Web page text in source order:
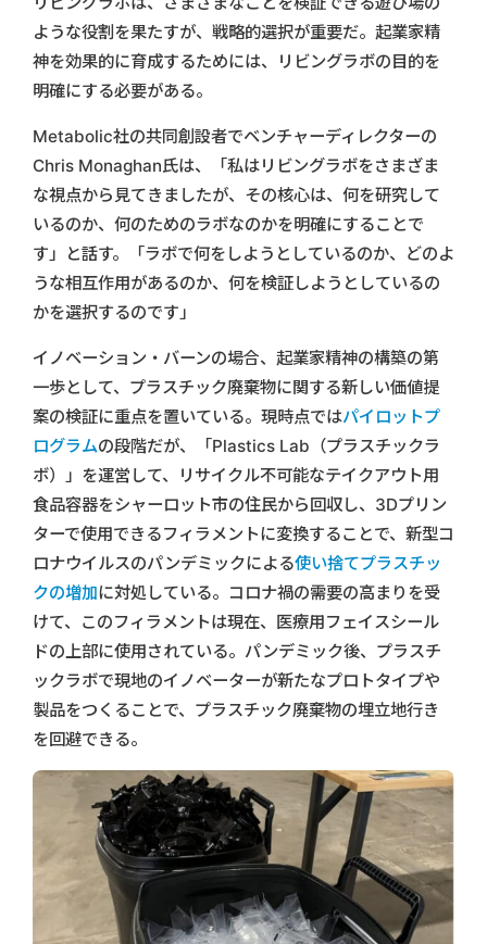
ような役割を果たすが、戦略的選択が重要だ。起業家精
神を効果的に育成するためには、リビングラボの目的を
明確にする必要がある。
Metabolic社の共同創設者でベンチャーディレクターの
Chris Monaghan氏は、「私はリビングラボをさまざま
な視点から見てきましたが、その核心は、何を研究して
いるのか、何のためのラボなのかを明確にすることで
す」と話す。「ラボで何をしようとしているのか、どのよ
うな相互作用があるのか、何を検証しようとしているの
かを選択するのです」
イノベーション・バーンの場合、起業家精神の構築の第
一歩として、プラスチック廃棄物に関する新しい価値提
案の検証に重点を置いている。現時点ではパイロットプ
ログラムの段階だが、「Plastics Lab（プラスチックラ
ボ）」を運営して、リサイクル不可能なテイクアウト用
食品容器をシャーロット市の住民から回収し、3Dプリン
ターで使用できるフィラメントに変換することで、新型コ
ロナウイルスのパンデミックによる使い捨てプラスチッ
クの増加に対処している。コロナ禍の需要の高まりを受
けて、このフィラメントは現在、医療用フェイスシール
ドの上部に使用されている。パンデミック後、プラスチ
ックラボで現地のイノベーターが新たなプロトタイプや
製品をつくることで、プラスチック廃棄物の埋立地行き
を回避できる。